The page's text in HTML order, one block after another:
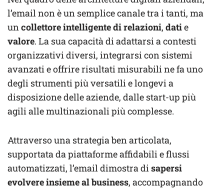
l’email non è un semplice canale tra i tanti, ma
un collettore intelligentedi relazioni, datie
valore. La sua capacità di adattarsi a contesti
organizzativi diversi, integrarsi con sistemi
avanzati e offrire risultati misurabili ne fa uno
degli strumenti più versatili e longevi a
disposizione delle aziende, dalle start-up più
agili alle multinazionali più complesse.
Attraverso una strategia ben articolata,
supportata da piattaforme affidabili e flussi
automatizzati, l’email dimostra di sapersi
evolvere insieme al business, accompagnando